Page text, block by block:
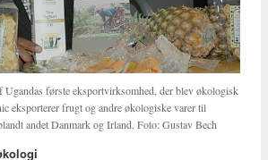
Ugandas første eksportvirksomhed, der blev økologisk
eksporterer frugt og andre økologiske varer til
andet Danmark og Irland. Foto: Gustav Bech